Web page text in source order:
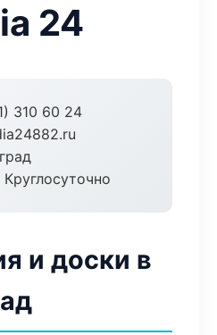
24
310 60 24
Круглосуточно
и доски в